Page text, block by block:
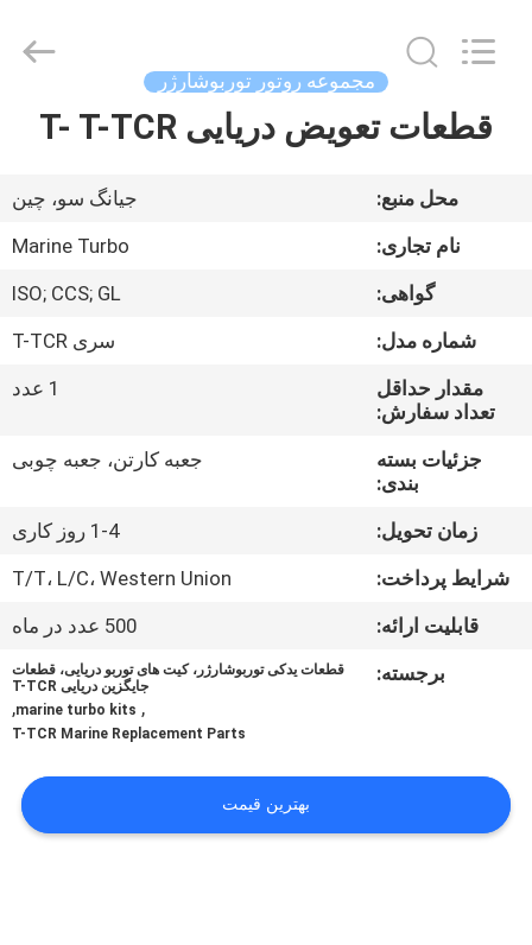
خانه
محصولات
دربارهی
کارخانه
کنترل
کیفیت
تماس
درخواست
نقل قول
Service.
مجموعه روتور توربوشارژر
قطعات تعویض دریایی T- T-TCR
محل منبع:
جیانگ سو، چین
نام تجاری:
Marine Turbo
گواهی:
ISO; CCS; GL
شماره مدل:
سری T-TCR
مقدار حداقل
تعداد سفارش:
1 عدد
جزئیات بسته
بندی:
جعبه کارتن، جعبه چوبی
زمان تحویل:
1-4 روز کاری
شرایط پرداخت:
T/T، L/C، Western Union
قابلیت ارائه:
500 عدد در ماه
برجسته:
قطعات یدکی توربوشارژر، کیت های توربو دریایی، قطعات
جایگزین دریایی T-TCR
,
marine turbo kits
,
T-TCR Marine Replacement Parts
بهترین قیمت